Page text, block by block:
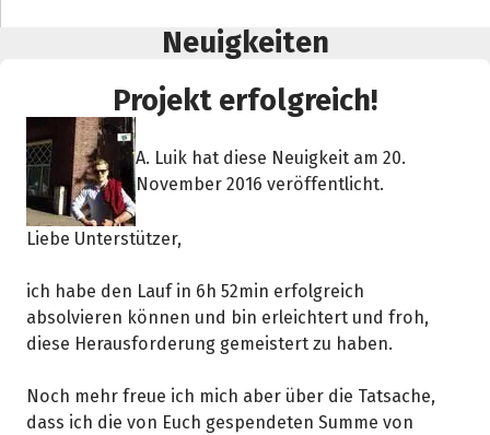
Neuigkeiten
Projekt erfolgreich!
A. Luik hat diese Neuigkeit am 20.
November 2016 veröffentlicht.
Liebe Unterstützer,
ich habe den Lauf in 6h 52min erfolgreich
absolvieren können und bin erleichtert und froh,
diese Herausforderung gemeistert zu haben.
Noch mehr freue ich mich aber über die Tatsache,
dass ich die von Euch gespendeten Summe von
Facebook WhatsApp Messenger